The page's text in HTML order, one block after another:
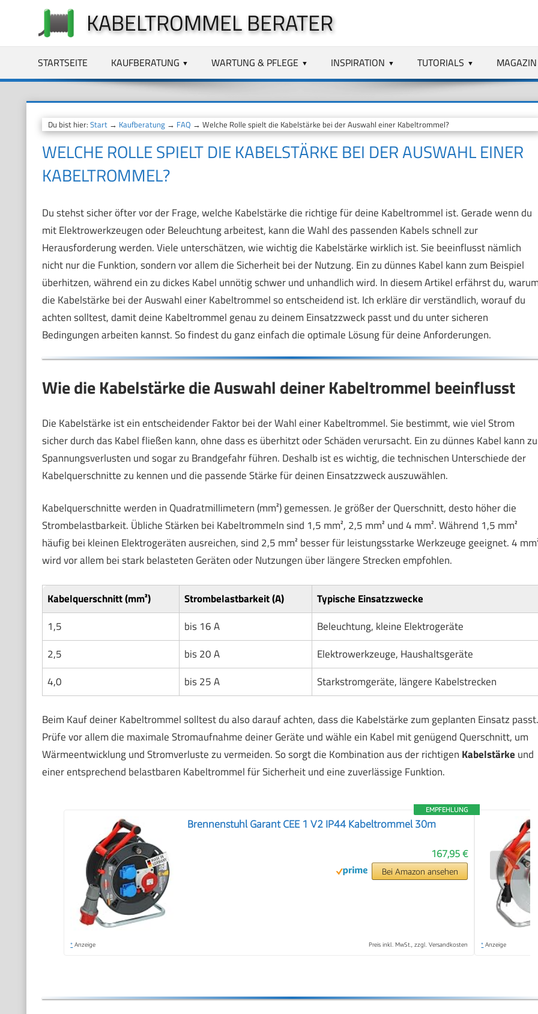
springen
KABELTROMMEL BERATER
STARTSEITE KAUFBERATUNG WARTUNG & PFLEGE INSPIRATION TUTORIALS MAGAZIN
Du bist hier: Start→ Kaufberatung→ FAQ → Welche Rolle spielt die Kabelstärke bei der Auswahl einer Kabeltrommel?
WELCHE ROLLE SPIELT DIE KABELSTÄRKE BEI DER AUSWAHL EINER
KABELTROMMEL?
Du stehst sicher öfter vor der Frage, welche Kabelstärke die richtige für deine Kabeltrommel ist. Gerade wenn du
mit Elektrowerkzeugen oder Beleuchtung arbeitest, kann die Wahl des passenden Kabels schnell zur
Herausforderung werden. Viele unterschätzen, wie wichtig die Kabelstärke wirklich ist. Sie beeinflusst nämlich
nicht nur die Funktion, sondern vor allem die Sicherheit bei der Nutzung. Ein zu dünnes Kabel kann zum Beispiel
überhitzen, während ein zu dickes Kabel unnötig schwer und unhandlich wird. In diesem Artikel erfährst du,
die Kabelstärke bei der Auswahl einer Kabeltrommel so entscheidend ist. Ich erkläre dir verständlich, worauf du
achten solltest, damit deine Kabeltrommel genau zu deinem Einsatzzweck passt und du unter sicheren
Bedingungen arbeiten kannst. So findest du ganz einfach die optimale Lösung für deine Anforderungen.
Wie die Kabelstärke die Auswahl deiner Kabeltrommel beeinflusst
Die Kabelstärke ist ein entscheidender Faktor bei der Wahl einer Kabeltrommel. Sie bestimmt, wie viel Strom
sicher durch das Kabel fließen kann, ohne dass es überhitzt oder Schäden verursacht. Ein zu dünnes Kabel kann zu
Spannungsverlusten und sogar zu Brandgefahr führen. Deshalb ist es wichtig, die technischen Unterschiede der
Kabelquerschnitte zu kennen und die passende Stärke für deinen Einsatzzweck auszuwählen.
Kabelquerschnitte werden in Quadratmillimetern (mm²) gemessen. Je größer der Querschnitt, desto höher die
Strombelastbarkeit. Übliche Stärken bei Kabeltrommeln sind 1,5 mm², 2,5 mm² und 4 mm². Während 1,5 mm²
häufig bei kleinen Elektrogeräten ausreichen, sind 2,5 mm² besser für leistungsstarke Werkzeuge geeignet. 4
wird vor allem bei stark belasteten Geräten oder Nutzungen über längere Strecken empfohlen.
Kabelquerschnitt (mm²) Strombelastbarkeit (A)
Typische Einsatzzwecke
1,5
bis 16 A
Beleuchtung, kleine Elektrogeräte
2,5
bis 20 A
Elektrowerkzeuge, Haushaltsgeräte
4,0
bis 25 A Starkstromgeräte, längere Kabelstrecken
Beim Kauf deiner Kabeltrommel solltest du also darauf achten, dass die Kabelstärke zum geplanten Einsatz passt.
Prüfe vor allem die maximale Stromaufnahme deiner Geräte und wähle ein Kabel mit genügend Querschnitt, um
Wärmeentwicklung und Stromverluste zu vermeiden. So sorgt die Kombination aus der richtigen Kabelstärke und
einer entsprechend belastbaren Kabeltrommel für Sicherheit und eine zuverlässige Funktion.
EMPFEHLUNG
Brennenstuhl Garant CEE 1 V2 IP44 Kabeltrommel 30m
167,95 €
Bei Amazon ansehen
* Anzeige Preis inkl. MwSt., zzgl. Versandkosten * Anzeige
❯